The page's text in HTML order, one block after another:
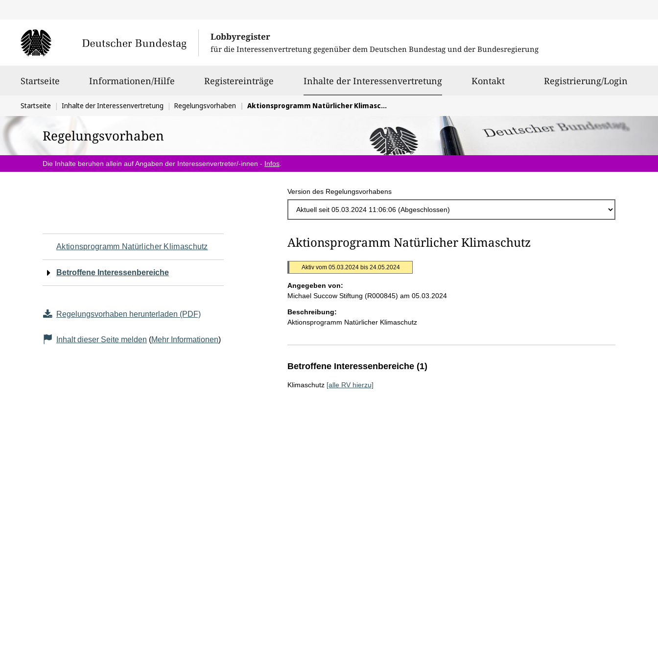
Lobbyregister
für die Interessenvertretung gegenüber dem Deutschen Bundestag und der Bundesregierung
Startseite Informationen/Hilfe Registereinträge Inhalte der Interessenvertretungausgewählt
Kontakt Registrierung/Login
Sie
befinden
sich
hier:
Startseite Inhalte der Interessenvertretung Regelungsvorhaben Aktionsprogramm Natürlicher Klimaschutz
Regelungsvorhaben
Die Inhalte beruhen allein auf Angaben der Interessenvertreter/-innen - Infos
Version des Regelungsvorhabens
Navigation
für
Seiteninhalt
Aktionsprogramm Natürlicher Klimaschutz
Betroffene Interessenbereiche
Regelungsvorhaben herunterladen (PDF)
Inhalt dieser Seite melden (Mehr Informationen)
Aktionsprogramm Natürlicher Klimaschutz
Aktiv vom 05.03.2024 bis 24.05.2024
Angegeben von:
Michael Succow Stiftung (R000845) am 05.03.2024
Beschreibung:
Aktionsprogramm Natürlicher Klimaschutz
Betroffene Interessenbereiche (1)
Klimaschutz [alle RV hierzu]